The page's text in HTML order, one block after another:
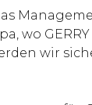
wo
wir